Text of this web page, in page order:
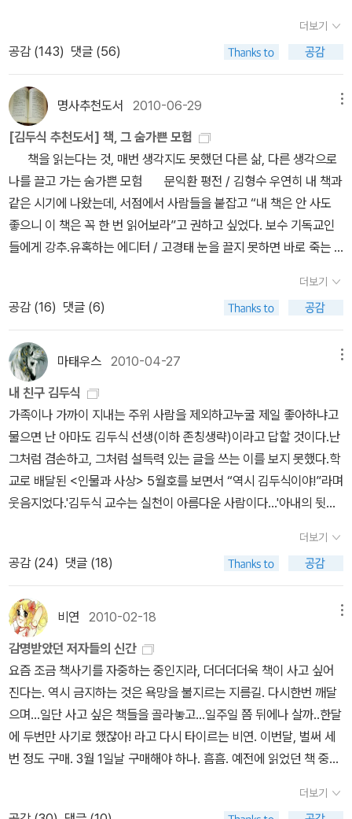
어쩌면 이렇게도 괴리가 심한지, 그저 아연하기만 하다. 그 아연함과
함께 나 자신에 대한 또 다른 아연함을 안겨준 책이기도 하다. 가슴에
예리하고 깊은 생채기를 얻은 기분. 나는 어떤 의미에서든 스스로 부
족하지 않다는 생각같은 건 감히 할 수 없는 인간이긴 하지만, 이렇게
'사소하다' 생각했던 부분에서조차 나의 무지와 덜떨어짐을 깨우치게
되는 것이 그닥 기분좋은 일만은 아니다ㅠ(고마움과는 별개로). 사소
하다 라는 건, 평소 적어도 어떤 부분에 있어서는 웬만큼(이란 말도
웃기긴 하다) 나름의 의식을 갖고 있어서 최소한 부끄럽게 살고있진
않다고 당연히 여겨온 거라는 뜻인데, 그게 실제적으론 내 삶에 전혀
녹아있지 않았으며 내가 헛껍데기만 쓰고 살아왔다는 걸, 이 책의 어
떤 부분들은 아주 처절한 수치심을 던져주며 자각하게 만들었다. 그
래 난 아직 멀었고 언제나 부족한 것 투성이라는 것도 잘 알고 있지
만, 이렇게까지 멍청했었나 하는 자괴감에 고통스러운 순간이 종종
었다가 이 책을 봤다. 법조계에 종사하는(했던) 다양한 사람들을 만
나 수시간동안 인터뷰를 한 결과물을 정리해낸 책이다. 요즘 읽고 있
는 구간들 중에선 비교적 최근 책인데 그래도 '불멸'이란 단어답게 여
전히 현실감은 생생하게 살아있다. 책 내용도 좋지만 일단 저자 개인
적으로 이렇게 심층인터뷰를 통해 사회현상을 진단하는 미시적인 연
구방법에 흥미가 많았다고 집필동기를 상세하게 말해주는 부분이
난 무척 마음에 들었다. 인터뷰가 얼마나 열심히 이뤄졌을지, 그 녹취
를 엮어내는 일은 또 얼마나 성실하고 꼼꼼하게 진행됐을지 짐작하게
마음씀씀이 글씀씀이가 돋보였는데 왠지 그 분답다는 생각도 들었
다. 그들이 털어놓는 이야기는 새삼 충격이라고까지 할 건 없었지만,
우리가 갖는 사법개혁에 대한 의지나 기대가 얼마나 무용하며 부질없
는 짓인지를 '뼈저리게' 일깨워준다. 조밀하게 짜여진 날줄과 씨줄을
감히 어느 누가 끊을 수 있을 것인지 엄두가 나지 않는 무시무시한 견
고함. 더 무서운 것은, 결국 그들도 우리같은 사람이기에 어쩔 수 없다
는 사실을 절감하게 된다는 거. 심정적으로 충분히 이해가 된다는
거... 물론 이해하는 것과 받아들이는 것은 별개의 문제이긴 하지만,
그들의 행태나 문화 자체는 우리가 사는 모습과 별반 다를 것이 없다.
무엇이 문제이고 또 먼저 바뀌어야 할 것은 무엇일까. [헌법의풍경]
을 읽는 도중에 잠깐 이 책을 읽었다. 한 번에 여러 권의 책을 읽진 않
는 사람들이 있어야 한다고, 매번 남의 나라 사람들 사상이나 글에 의
존하지 말고 우리나라 사람들의 사상이나 현실을 제대로 표현하는 사
람들이 있어서 우리를 더욱 깊게 만들어줘야 한다고 본다. 보편타당
한 진리들을 얘기하는 것도 중요하지만 그 나라 그 역사 그 시대를 아
우르는 이야기들을 할 수 있는 사람들도 있어야 하는데, 우리는 너무
외국에만 의존하는 경향이 있어서 머리만 컸지 실체는 흐물거린다는
생각이 많이 들어서이다. 김두식의 책들은 그런 점에서 의의가 크다.
상당히 안정된 글빨과 올바른 사고의 방향이 그의 책을 가치있게 만
들기 때문이다. 이 책은 아마도 사회에서 소외당하는 사람들 이야기
를 모은 것 같은데 상당히 관심가는 책이 아닐 수 없다.미야베 미유키
의 '우리 이웃의 범죄' 미야베 미유키는 내가 제일 좋아하는 작가 중
살펴본다는 것도 상당한 쾌감이 있다. 이 책은 미야베 미유키의 데뷔
작을 선보인 것이다. 단편집인데, 아마도 처녀작이니 이후에 보여준
그녀의 그 절렬한 문체는 시작 단계만 보일 뿐이겠지. 그래도 '시작'이
어떠했는 지 알고 싶다는 생각에 샀다. 가끔 난 좋아하는 작가의 데뷔
그리고 그것이 이후의 작품들에서 어떻게 발전하고 발현되는 지를 확
인하는 작업은 즐거운 일 중의 하나이다.(너무 많아서 요것들만 넣겠
다..;;;;) 아사다 지로의 '중원의 무지개' 1, 2 아사다 지로의 '칼에 지
다'를 읽고 너무 감명을 받은 나머지 이 책도 마저 사버렸다. 정말 '칼
리는 그런 글. 그렇게 유려하면서 역사를 아우르는 글을 쓰는 이 작가
는 도대체 누구란 말이냐. 물론 몰랐다는 뜻이 아니라 역사소설을 이
카와 에이지 문학상을 탄 작품으로 중국의 역사를 다룬 소설이고 총
4권이다. 4권 다 사면 읽는데 압박이 심할 것 같아 일단 두 권만. 아
마 읽으면서 후회할 지도 모른다. 이거 궁금한데...3, 4권 언제 주문해
서 사나 하고 바로 서점에 뛰어갈 지도. 아사다 지로는 정말 최고 중의
한 명이다.아툴 가완디의 '체크 체크리스트'이 작가의 작품 중에는 '나
는 고백한다 현대의학을'이란 책을 읽었었다. 그래서 이 책 '체크 체크
리스트'와 같은 작가라는 걸 알았을 때 적쟎이 놀랐다. 전혀 연관이 없
어보이는 책을 써내다니. 요즘 이런 책들에 관심이 많아서 눈여겨 보
에 있다는 말은 일견 공감이 가는 이야기이다. 사람들은 머릿속에 들
땡큐~)DM이 뭐의 약자인지, 어떻게 보내야 하는지도 몰라서 허둥지
둥... 트위터 초보를 위한 자료를 열심히 검색해서 읽어보고, 이것저것
건드리며 1주일이 지나는 동안 팔로잉(내가 등록한 이웃)도 팔로워
(나를 등록한 이웃)도 30명, 50명 자꾸 늘어나게 되자 어느새 트위
터는 생활 깊숙이 스며들고 있었다. twtkr, TweetDeck 등 다양
한 클라이언트 어플들을 통해 PC와 휴대폰을 넘나들며 '트윗질'에 맛
을 들인 몇 주간... 정신차려 보니, 가끔씩 트위터에 접속하는 정도가
아니라 가끔씩 트위터를 빠져나와 생활을 하고 있더라는 요상한 시츄
에이션. OTL
것(?)처럼 매스컴에서 떠들어대지만, 막상 이것을 사용하고 있는 사
람들에겐 휴대폰이나 인터넷, 블로그 처럼 이미 일상화된 커뮤니케이
션 수단의 하나일 뿐... 무슨 거창한 의미를 붙이기 보다는 일단 '재밌
으니까' 한다는 것이 더 솔직한 표현 아닐까? 유명하고 영향력 있는
사람들이 모두 트위터를 쓰고 있는 것도 아니고, 말빨 좋고 글빨 있다
는 작가나 사상가 중에는 트위터를 하지 않는 사람도 많다. 그 중 일부
는 노골적으로 트위터를 반대하고 비판하기도 한다.하지만, 분명 트
위터에는 기존의 다른 의사소통 매체나 인터넷 서비스와는 다른 '뭔
가'가 있다. 써 본 사람은 말하기 애매하고, 안써봤다면 도저히 말 못
하는 그 무언가가.연예인이나 셀레브리티는 그렇다 치고, 유명한 작
작품이나 블로그, 홈페이지를 둘러보는 것과는 다른 차원의 만남이
있다. 그 작가의 은밀한 사생활하이쿠(俳句)나 문자메시지를 연상케
하는 140자라는 제한성, 그리고 한번 팔로잉을 해놓으면 나의 '타임
라인(Timeline)'에서 남들의 개인적인 일상과 생각의 편린들을 실시
간으로 확인할 수 있다는 특성은 다른 매체에선 찾아보기 힘든 것이
다. 특히나 그들이 어떻게 사람들/생각들과의 '관계'를 형성하고 반응
하는지 직접 볼 수 있다는 것은.트위터가 아니었다면, <연금술사>의
파울로 코엘료@paulocoelho 할배가 월드컵 경기를 보면서 흥분하
작가가 실제론 그렇게 털털한지 또 평소 그렇게 많은 인권 관련 모임
더보기
공감 (143) 댓글 (56)
명사추천도서 2010-06-29
[김두식 추천도서] 책, 그 숨가쁜 모험
나를 끌고 가는 숨가쁜 모험 문익환 평전 / 김형수 우연히 내 책과
같은 시기에 나왔는데, 서점에서 사람들을 붙잡고 “내 책은 안 사도
좋으니 이 책은 꼭 한 번 읽어보라”고 권하고 싶었다. 보수 기독교인
들에게 강추.유혹하는 에디터 / 고경태 눈을 끌지 못하면 바로 죽는 2
복잡하지 않다 / 이갑용노동법에서 가르쳐주지 않는 진짜 노동법의
세계. 왜 노동운동은 늘 과격할 수밖에 없는지, 고개를 끄덕이게 하는
책. 히틀러 1, 2 / 이언 커쇼 히틀러의 모든 것을 이야기해 주는 종합
선물세트. 험악한 시대에 읽으면 독재자의 진로를 예측할 수 있다. 성
경왜곡의 역사 / 바트.D.에르만 제대로 된 신학교를 1년만 다니면 모
두 아는, 그러나 교회에서는 아무도 가르쳐주지 않는, 성경 형성의 역
사를 쉽게 설명.장기려 그사람 / 지강유철나의 10대를 가슴 뜨겁게
했던 사람, 그래서 자칫 나를 의사로 만들 뻔 했던 사람, 장기려의 생
애를 집요하게 추적한 책. 아, 나는 도저히 이 사람을 흉내 낼 수 없다.
미국과 대량학살의 시대 / 사만다 파워20세기 제노사이드의 역사를
흥미롭게 정리. 귀신보다 100배 무서운 게 인간이다.도가니 / 공지
영 진실에 직면하는 것은 늘 끔찍하다. 그러나 진실에 직면하지 않고
는 어른이 될 수 없다. 가해자, 피해자, 방관자, 구조자의 세계를 구체
긴 여자로 살아간다는 것의 의미. 박민규는 우리를 실망시키지 않는
다.추천인 : 김두식1967년 서울에서 태어나 이사, 임지 변경, 유학 등
의 이유로 혜성교회, 동북교회, 예수전도단YWAM, 고려대 법대 기독
학생회, 제일성도교회, 사법연수원 신우회, 로렌스 한인장로교회, 코
넬 한인교회, 높은뜻숭의교회, 높은뜻푸른교회, 기독법률가회CLF 등
여러 교회와 단체에서 신앙생활을 했다. 군법무관, 검사, 변호사, 한동
대 교수를 거쳐 경북대 법학전문대학원에서 형법, 형사소송법, 형사
정책을 가르치고 있다. * 김두식 대표 저서
더보기
공감 (16) 댓글 (6)
마태우스 2010-04-27
내 친구 김두식
가족이나 가까이 지내는 주위 사람을 제외하고누굴 제일 좋아하냐고
물으면 난 아마도 김두식 선생(이하 존칭생략)이라고 답할 것이다.난
그처럼 겸손하고, 그처럼 설득력 있는 글을 쓰는 이를 보지 못했다.학
교로 배달된 <인물과 사상> 5월호를 보면서 “역시 김두식이야!”라며
웃음지었다.'김두식 교수는 실천이 아름다운 사람이다...'아내의 뒷바
등가사에 종사했던 그의 실천보다 눈부실 수는 없다.'(인물과 사상 5
월호, 17쪽)요리에는 잼병이라 성탄절 때 딱 한번 시도했다 망친 김
치찌개 이후설거지만 조금 하는 정도면서'그래도 집안일 좀 한다'며
자부심을 갖는 난 김두식 앞에서 부끄럽다.언젠가 이사집을 보러 갔
을 때 초등학교 학생이 분명한 그 집 딸에게 존댓말을 했다가 아내에
게 혼났다.'걔네들도 이상하게 생각하잖아!'라는 게 아내의 말인데,김
두식은 여기서만큼은 내 편이다.'미국 생활을 오래 한 제 형이 한국에
와서 제일 분노했던 게 영화 속 영화 대사를 반말과 존댓말로 구분해
서 번역하는 것이었습니다.특히 여자는 남자에게 존댓말을 쓰고 남자
는 여자에게 반말을 쓰는 것으로 번역됩니다.처음에는 서로 존댓말을
쓰다가 한번 자고 나면 꼭 그렇게 바뀐다고 했어요.모두가 반말 하는
사회가 이상적이지만, 그게 안된다면 모두가 존댓말이라도 써야 하는
것 아닐까요?'그래서 김두식은 학생들은 물론 딸에게도 존댓말을 쓴
더보기
공감 (24) 댓글 (18)
비연 2010-02-18
감명받았던 저자들의 신간
요즘 조금 책사기를 자중하는 중인지라, 더더더더욱 책이 사고 싶어
진다는. 역시 금지하는 것은 욕망을 불지르는 지름길. 다시한번 깨달
으며...일단 사고 싶은 책들을 골라놓고...일주일 쯤 뒤에나 살까..한달
에 두번만 사기로 했쟎아! 라고 다시 타이르는 비연. 이번달, 벌써 세
번 정도 구매. 3월 1일날 구매해야 하나. 흠흠. 예전에 읽었던 책 중에
그런 분들의 책이 몇 권 나왔다는. <인텔리전스>. 아인슈타인 아저씨
더보기